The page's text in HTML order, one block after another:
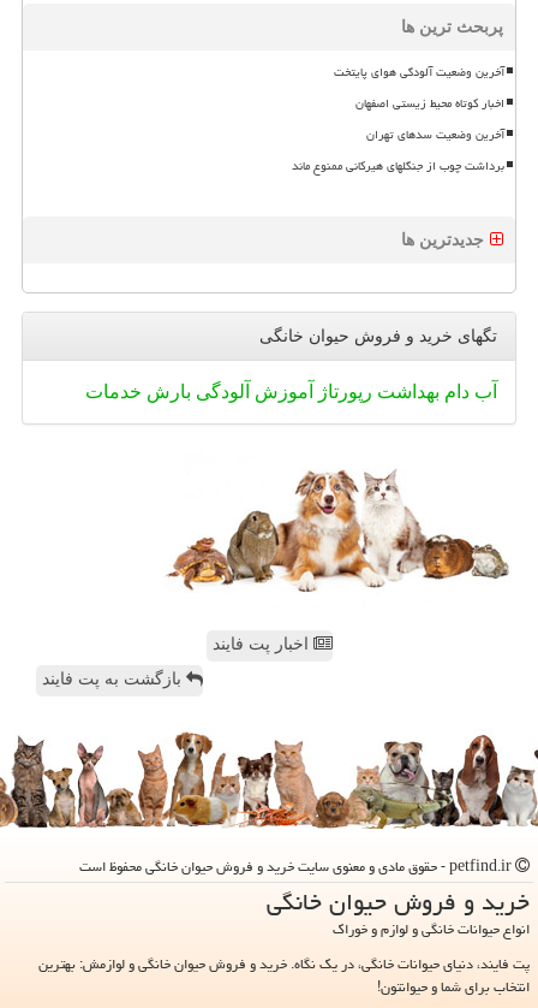
پربحث ترین ها
آخرین وضعیت آلودگی هوای پایتخت
اخبار کوتاه محیط زیستی اصفهان
آخرین وضعیت سدهای تهران
برداشت چوب از جنگلهای هیرکانی ممنوع ماند
جدیدترین ها
تگهای خرید و فروش حیوان خانگی
آب دام بهداشت رپورتاژ آموزش آلودگی بارش خدمات
اخبار پت فایند
بازگشت به پت فایند
خرید و فروش حیوان خانگی
انواع حیوانات خانگی و لوازم و خوراک
پت فایند، دنیای حیوانات خانگی، در یک نگاه. خرید و فروش حیوان خانگی و لوازمش: بهترین
انتخاب برای شما و حیوانتون!